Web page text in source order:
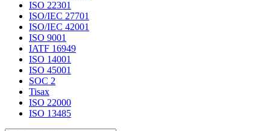
ISO 22301
ISO/IEC 27701
ISO/IEC 42001
ISO 9001
IATF 16949
ISO 14001
ISO 45001
SOC 2
Tisax
ISO 22000
ISO 13485